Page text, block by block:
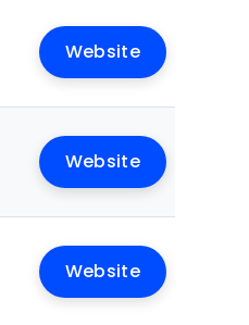
Website
Website
Website